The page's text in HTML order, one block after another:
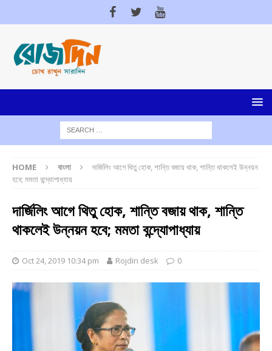
HOME বাংলা
দার্জিলিং আগে থিতু হোক, শান্তি বজায় থাক, শান্তি থাকলেই উন্নয়ন
হবে; মমতা বন্দ্যোপাধ্যায়
দার্জিলিং আগে থিতু হোক, শান্তি বজায় থাক, শান্তি
থাকলেই উন্নয়ন হবে; মমতা বন্দ্যোপাধ্যায়
Oct 24, 2019 10:34 pm Rojdin desk 0